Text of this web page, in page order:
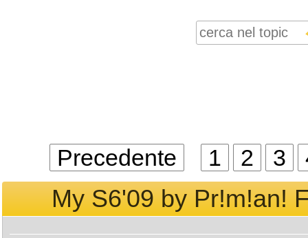
Precedente 1 2 3
My S6'09 by Pr!m!an!